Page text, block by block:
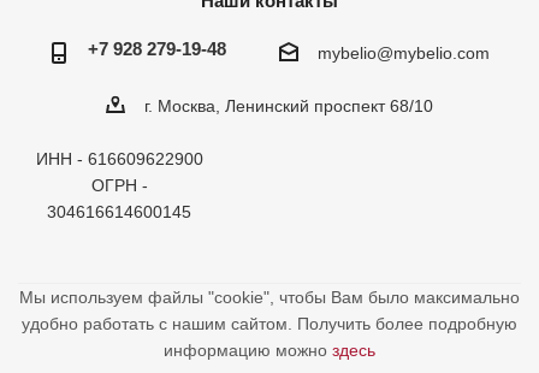
+7 928 279-19-48 mybelio@mybelio.com
г. Москва, Ленинский проспект 68/10
ИНН - 616609622900
ОГРН -
304616614600145
Мы используем файлы "cookie", чтобы Вам было максимально
удобно работать с нашим сайтом. Получить более подробную
информацию можно здесь